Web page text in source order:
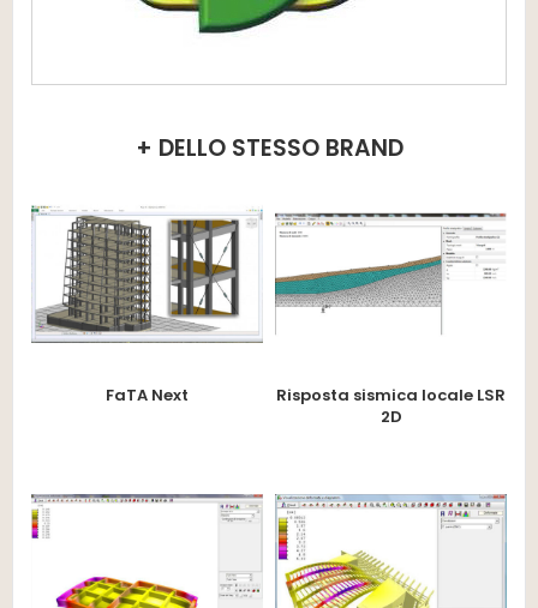
+ DELLO STESSO BRAND
FaTA Next
Risposta sismica locale LSR
2D